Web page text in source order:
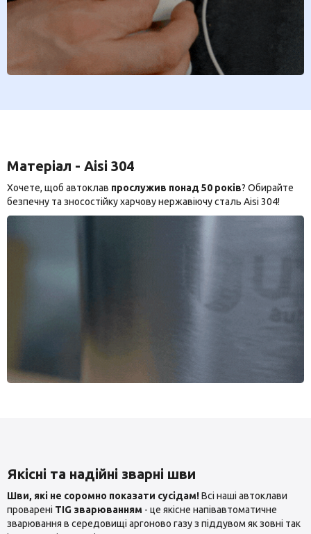
Матеріал - Aisi 304
Хочете, щоб автоклав прослужив понад 50 років? Обирайте
безпечну та зносостійку харчову нержавіючу сталь Aisi 304!
Якісні та надійні зварні шви
Шви, які не соромно показати сусідам!Всі наші автоклави
проварені TIG зварюванням - це якісне напівавтоматичне
зварювання в середовищі аргоново газу з піддувом як зовні так